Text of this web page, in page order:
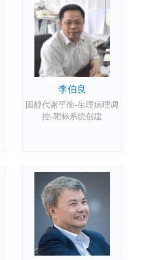
李伯良
固醇代谢平衡-生理病理调
控-靶标系统创建